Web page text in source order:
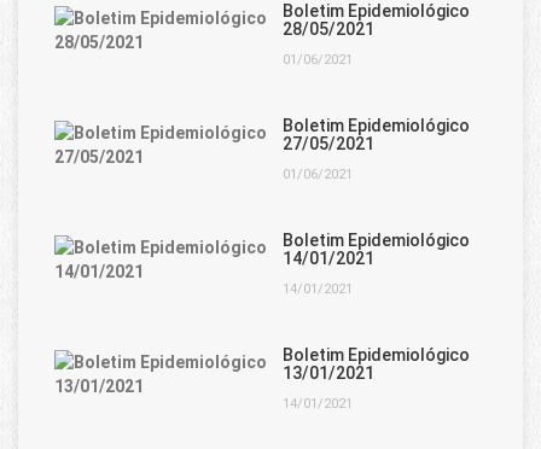
Boletim Epidemiológico
28/05/2021
01/06/2021
Boletim Epidemiológico
27/05/2021
01/06/2021
Boletim Epidemiológico
14/01/2021
14/01/2021
Boletim Epidemiológico
13/01/2021
14/01/2021